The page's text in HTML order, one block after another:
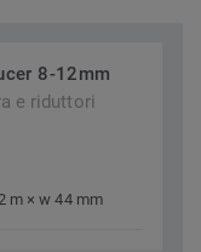
8-12mm
e riduttori
m × w 44 mm